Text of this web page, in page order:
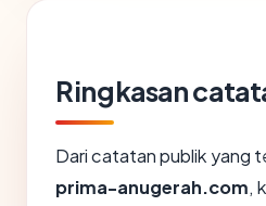
Ringkasan
Dari catatan publik yang
prima-anugerah.com,